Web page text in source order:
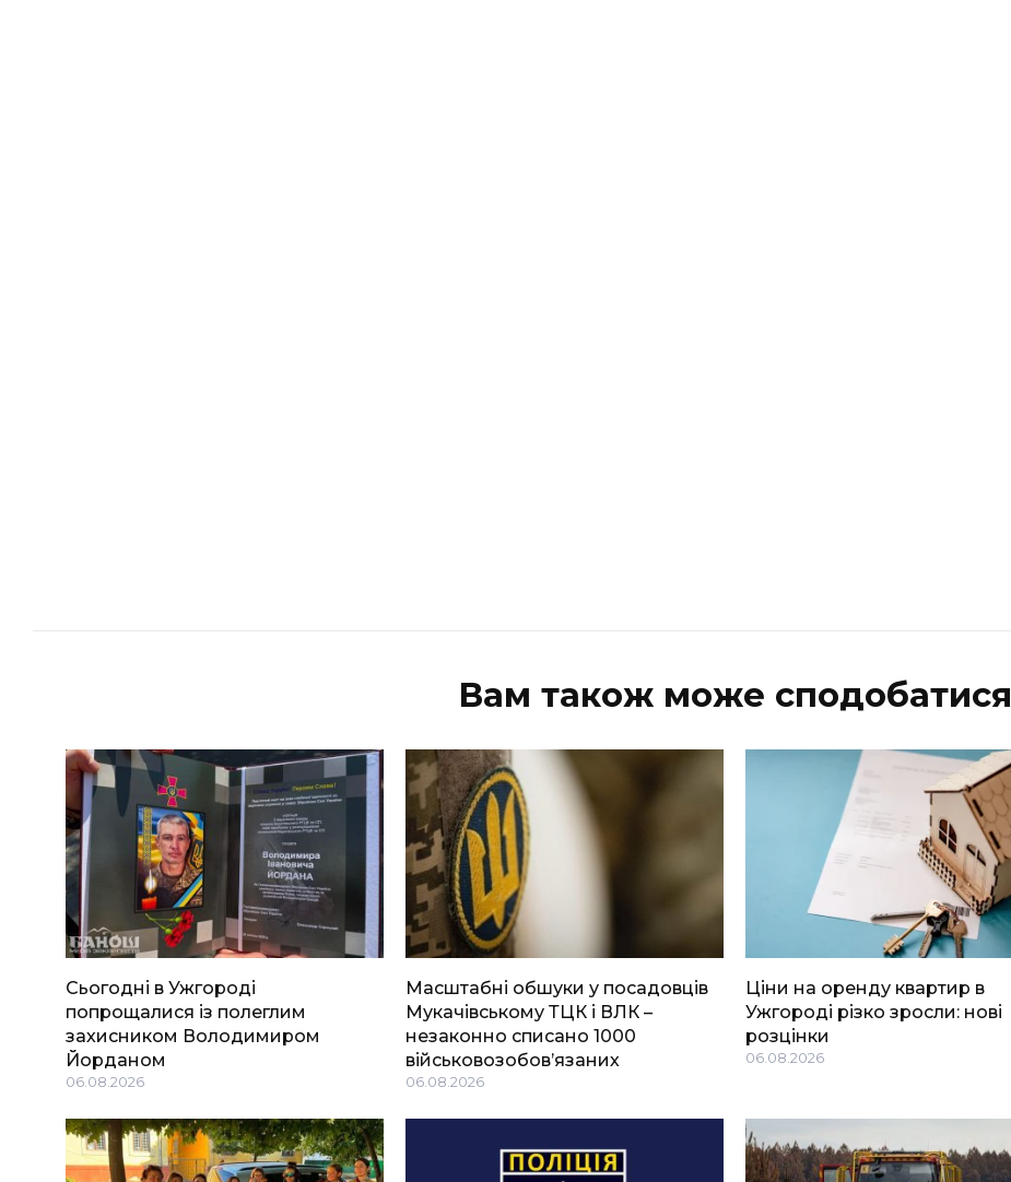
Вам також може сподобатися
Сьогодні в Ужгороді
попрощалися із полеглим
захисником Володимиром
Йорданом
06.08.2026
Масштабні обшуки у посадовців
Мукачівському ТЦК і ВЛК –
незаконно списано 1000
військовозобов’язаних
06.08.2026
Ціни на оренду квартир в
Ужгороді різко зросли: нові
розцінки
06.08.2026